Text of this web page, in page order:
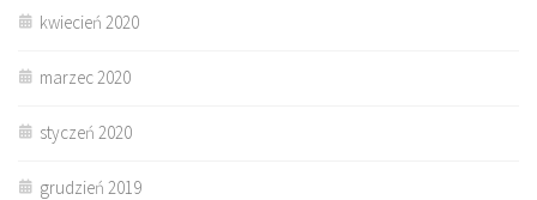
kwiecień 2020
marzec 2020
styczeń 2020
grudzień 2019